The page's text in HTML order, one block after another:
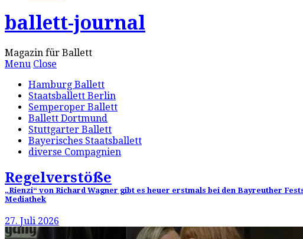
ballett-journal
Magazin für Ballett
Menu Close
Hamburg Ballett
Staatsballett Berlin
Semperoper Ballett
Ballett Dortmund
Stuttgarter Ballett
Bayerisches Staatsballett
diverse Compagnien
Regelverstöße
„Rienzi“ von Richard Wagner gibt es heuer erstmals bei den Bayreuther
Mediathek
27. Juli 2026